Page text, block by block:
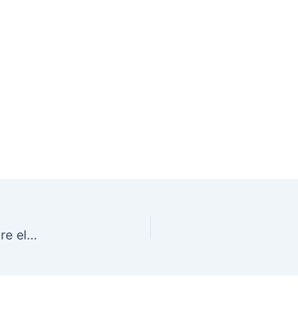
Participa INE Morelos en Foro Virtual Informativo sobre elección del Poder Judicial en la entidad